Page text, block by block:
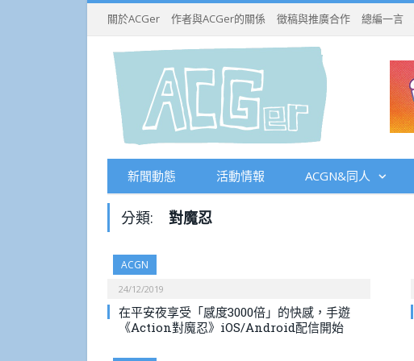
關於ACGer 作者與ACGer的關係 徵稿與推廣合作 總編一言
新聞動態 活動情報 ACGN&同人
分類: 對魔忍
ACGN
24/12/2019
在平安夜享受「感度3000倍」的快感，手遊
《Action對魔忍》iOS/Android配信開始